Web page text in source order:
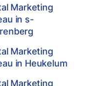
Marketing
in s-
Marketing
in Heukelum
Marketing